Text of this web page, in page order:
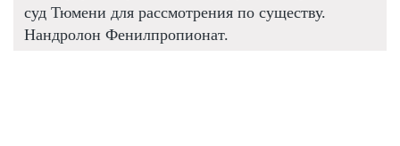
суд Тюмени для рассмотрения по существу.
Нандролон Фенилпропионат.